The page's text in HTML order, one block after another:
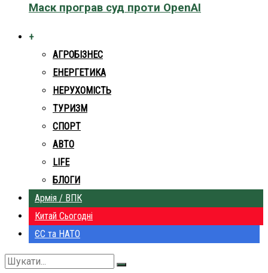
Маск програв суд проти OpenAI
+
АГРОБІЗНЕС
ЕНЕРГЕТИКА
НЕРУХОМІСТЬ
ТУРИЗМ
СПОРТ
АВТО
LIFE
БЛОГИ
Армія / ВПК
Китай Сьогодні
ЄС та НАТО